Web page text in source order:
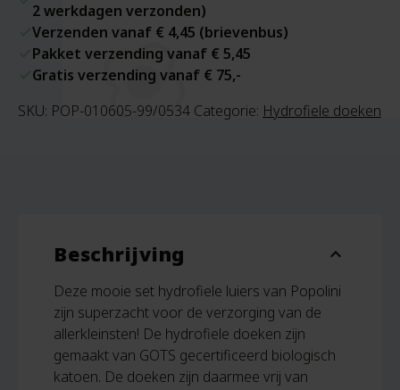
2 werkdagen verzonden)
Verzenden vanaf € 4,45 (brievenbus)
Pakket verzending vanaf € 5,45
Gratis verzending vanaf € 75,-
SKU: POP-010605-99/0534 Categorie: Hydrofiele doeken
Beschrijving expand_more
Deze mooie set hydrofiele luiers van Popolini
zijn superzacht voor de verzorging van de
allerkleinsten! De hydrofiele doeken zijn
gemaakt van GOTS gecertificeerd biologisch
katoen. De doeken zijn daarmee vrij van